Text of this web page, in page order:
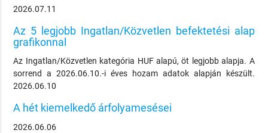
2026.07.11
Az 5 legjobb Ingatlan/Közvetlen befektetési alap
grafikonnal
Az Ingatlan/Közvetlen kategória HUF alapú, öt legjobb alapja. A
sorrend a 2026.06.10.-i éves hozam adatok alapján készült.
2026.06.10
A hét kiemelkedő árfolyamesései
2026.06.06